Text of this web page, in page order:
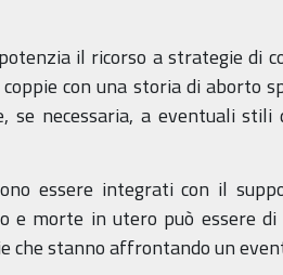
il ricorso a strategie di
con una storia di aborto
se necessaria, a eventuali
essere integrati con il
e morte in utero può essere
che stanno affrontando un